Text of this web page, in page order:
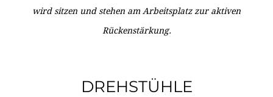
wird sitzen und stehen am Arbeitsplatz zur aktiven
Rückenstärkung.
DREHSTÜHLE